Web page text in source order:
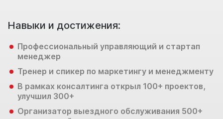
Навыки и достижения:
Профессиональный управляющий и стартап
менеджер
Тренер и спикер по маркетингу и менеджменту
В рамках консалтинга открыл 100+ проектов,
улучшил 300+
Организатор выездного обслуживания 500+